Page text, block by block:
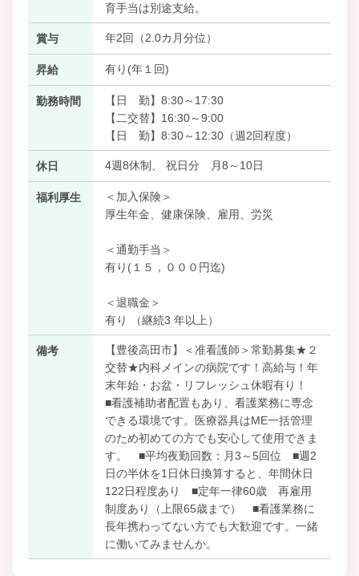
育手当は別途支給。
賞与 年2回（2.0カ月分位）
昇給 有り(年１回)
勤務時間
【日 勤】8:30～17:30
【二交替】16:30～9:00
【日 勤】8:30～12:30（週2回程度）
休日 4週8休制、 祝日分 月8～10日
福利厚生
＜加入保険＞
厚生年金、健康保険、雇用、労災
＜通勤手当＞
有り(１５，０００円迄)
＜退職金＞
有り （継続3 年以上）
備考
【豊後高田市】＜准看護師＞常勤募集★２
交替★内科メインの病院です！高給与！年
末年始・お盆・リフレッシュ休暇有り！
■看護補助者配置もあり、看護業務に専念
できる環境です。医療器具はME一括管理
のため初めての方でも安心して使用できま
す。 ■平均夜勤回数：月3～5回位 ■週2
日の半休を1日休日換算すると、年間休日
122日程度あり ■定年一律60歳 再雇用
制度あり（上限65歳まで） ■看護業務に
長年携わってない方でも大歓迎です。一緒
に働いてみませんか。